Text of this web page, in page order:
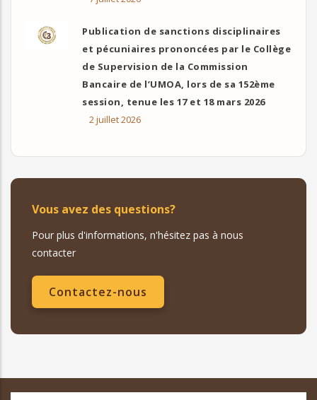
Publication de sanctions disciplinaires
et pécuniaires prononcées par le Collège
de Supervision de la Commission
Bancaire de l’UMOA, lors de sa 152ème
session, tenue les 17 et 18 mars 2026
2 juillet 2026
Vous avez des questions?
Pour plus d'informations, n'hésitez pas à nous
contacter
Contactez-nous